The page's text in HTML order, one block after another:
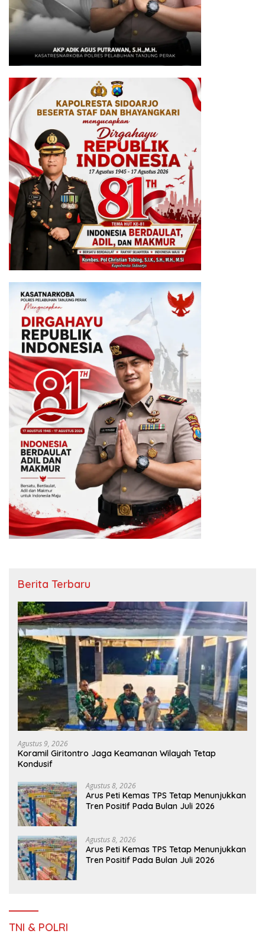
Berita Terbaru
Agustus 9, 2026
Koramil Giritontro Jaga Keamanan Wilayah Tetap
Kondusif
Agustus 8, 2026
Arus Peti Kemas TPS Tetap Menunjukkan
Tren Positif Pada Bulan Juli 2026
Agustus 8, 2026
Arus Peti Kemas TPS Tetap Menunjukkan
Tren Positif Pada Bulan Juli 2026
TNI & POLRI